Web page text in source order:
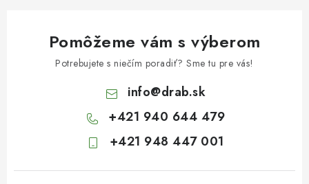
Pomôžeme vám s výberom
Potrebujete s niečím poradiť? Sme tu pre vás!
info@drab.sk
+421 940 644 479
+421 948 447 001